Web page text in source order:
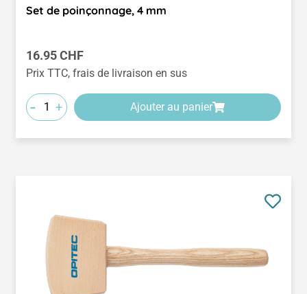
Set de poinçonnage, 4 mm
Prix régulier :
16.95 CHF
Prix TTC, frais de livraison en sus
- + Ajouter au panier